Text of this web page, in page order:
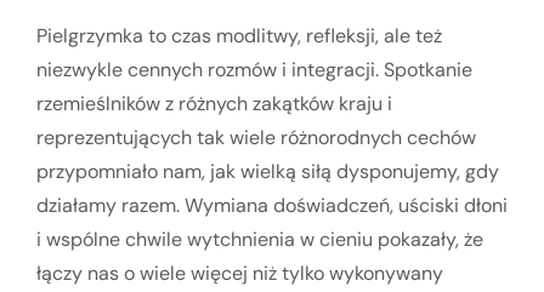
Pielgrzymka to czas modlitwy, refleksji, ale też
niezwykle cennych rozmów i integracji. Spotkanie
rzemieślników z różnych zakątków kraju i
reprezentujących tak wiele różnorodnych cechów
przypomniało nam, jak wielką siłą dysponujemy, gdy
działamy razem. Wymiana doświadczeń, uściski dłoni
i wspólne chwile wytchnienia w cieniu pokazały, że
łączy nas o wiele więcej niż tylko wykonywany